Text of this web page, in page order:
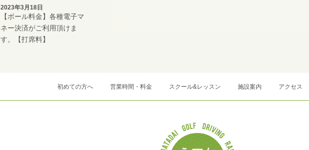
2023年3月18日
【ボール料金】各種電子マ
ネー決済がご利用頂けま
す。【打席料】
初めての方へ 営業時間・料金 スクール&レッスン 施設案内 アクセス